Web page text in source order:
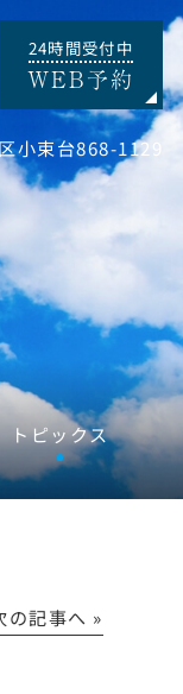
24時間受付中
WEB予約
小束台868-1129
トピックス
の記事へ »